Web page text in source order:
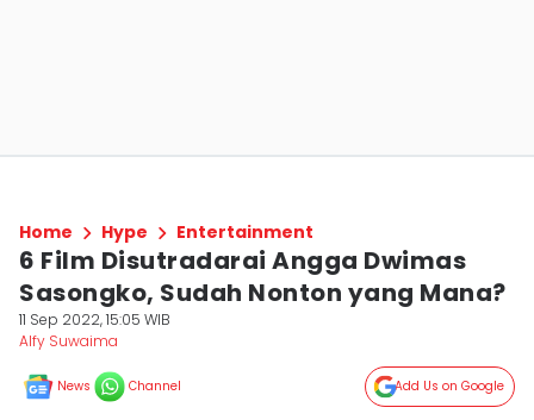
Home Hype Entertainment
6 Film Disutradarai Angga Dwimas
Sasongko, Sudah Nonton yang Mana?
11 Sep 2022, 15:05 WIB
Alfy Suwaima
News Channel Add Us on Google